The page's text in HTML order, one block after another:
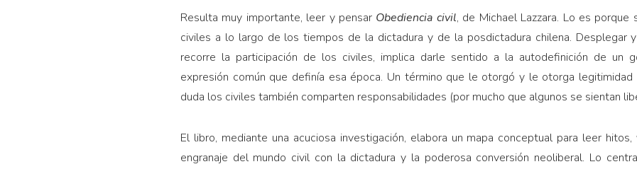
Resulta muy importante, leer y pensar Obediencia civil, de Michael Lazzara. Lo es
civiles a lo largo de los tiempos de la dictadura y de la posdictadura chilena. Desplegar
recorre la participación de los civiles, implica darle sentido a la autodefinición de un
expresión común que definía esa época. Un término que le otorgó y le otorga
duda los civiles también comparten responsabilidades (por mucho que algunos se sientan
El libro, mediante una acuciosa investigación, elabora un mapa conceptual para leer
engranaje del mundo civil con la dictadura y la poderosa conversión neoliberal. Lo